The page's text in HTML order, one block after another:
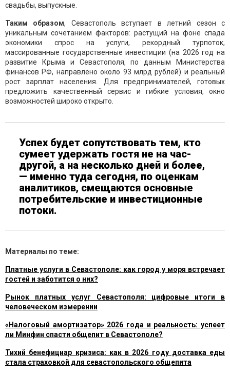
свадьбы, выпускные.
Таким образом, Севастополь вступает в летний сезон с
уникальным сочетанием факторов: растущий на фоне спада
экономики спрос на услуги, рекордный турпоток,
массированные государственные инвестиции (на 2026 год на
развитие Крыма и Севастополя, по данным Министерства
финансов РФ, направлено около 93 млрд рублей) и реальный
рост зарплат населения. Для предпринимателей, готовых
предложить качественный сервис и гибкие условия, окно
возможностей широко открыто.
Успех будет сопутствовать тем, кто
сумеет удержать гостя не на час-
другой, а на несколько дней и более,
— именно туда сегодня, по оценкам
аналитиков, смещаются основные
потребительские и инвестиционные
потоки.
Материалы по теме:
Платные услуги в Севастополе: как город у моря встречает
гостей и заботится о них?
Рынок платных услуг Севастополя: цифровые итоги в
человеческом измерении
«Налоговый амортизатор» 2026 года и реальность: успеет
ли Минфин спасти общепит в Севастополе?
Тихий бенефициар кризиса: как в 2026 году доставка еды
стала страховкой для севастопольского общепита